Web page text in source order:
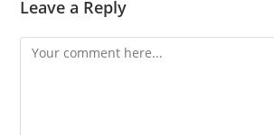
Leave a Reply
Comment